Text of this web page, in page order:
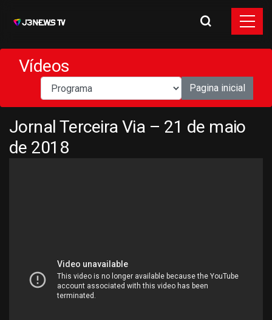
Vídeos
Pagina inicial
Jornal Terceira Via – 21 de maio
de 2018